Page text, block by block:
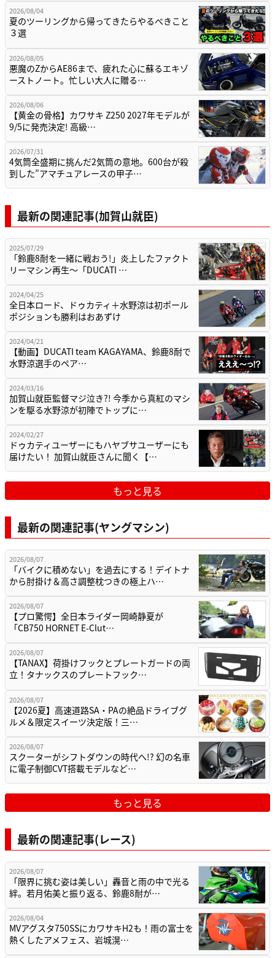
2026/08/04
夏のツーリングから帰ってきたらやるべきこと
３選
2026/08/05
悪魔のZからAE86まで、疲れた心に蘇るエキゾ
ーストノート。忙しい大人に贈る…
2026/08/06
【黄金の骨格】カワサキ Z250 2027年モデルが
9/5に発売決定! 高級…
2026/07/31
4気筒全盛期に挑んだ2気筒の意地。600台が殺
到した”アマチュアレースの甲子…
最新の関連記事(加賀山就臣)
2025/07/29
「鈴鹿8耐を一緒に戦おう!」炎上したファクト
リーマシン再生～「DUCATI …
2024/04/25
全日本ロード、ドゥカティ＋水野涼は初ポール
ポジションも勝利はおあずけ
2024/04/21
【動画】DUCATI team KAGAYAMA、鈴鹿8耐で
水野涼選手のペア…
2024/03/16
加賀山就臣監督マジ泣き?! 今季から真紅のマシ
ンを駆る水野涼が初陣でトップに…
2024/02/27
ドゥカティユーザーにもハヤブサユーザーにも
届けたい！ 加賀山就臣さんに聞く【…
もっと見る
最新の関連記事(ヤングマシン)
2026/08/07
「バイクに積めない」を過去にする！デイトナ
から肘掛け＆高さ調整枕つきの極上ハ…
2026/08/07
【プロ驚愕】全日本ライダー岡崎静夏が
「CB750 HORNET E-Clut…
2026/08/07
【TANAX】荷掛けフックとプレートガードの両
立！タナックスのプレートフック…
2026/08/07
【2026夏】高速道路SA・PAの絶品ドライブグ
ルメ＆限定スイーツ決定版！三…
2026/08/07
スクーターがシフトダウンの時代へ!? 幻の名車
に電子制御CVT搭載モデルなど…
もっと見る
最新の関連記事(レース)
2026/08/07
「限界に挑む姿は美しい」轟音と雨の中で光る
絆。若月佑美と振り返る、鈴鹿8耐が…
2026/08/04
MVアグスタ750SSにカワサキH2も！雨の富士を
熱くしたアメフェス、岩城滉…